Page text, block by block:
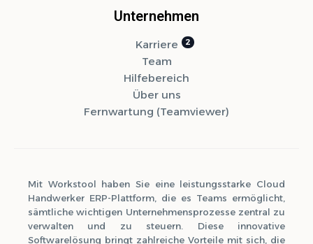
Unternehmen
Karriere
Team
Hilfebereich
Über uns
Fernwartung (Teamviewer)
Mit Workstool haben Sie eine leistungsstarke Cloud
Handwerker ERP-Plattform, die es Teams ermöglicht,
sämtliche wichtigen Unternehmensprozesse zentral zu
verwalten und zu steuern. Diese innovative
Softwarelösung bringt zahlreiche Vorteile mit sich, die